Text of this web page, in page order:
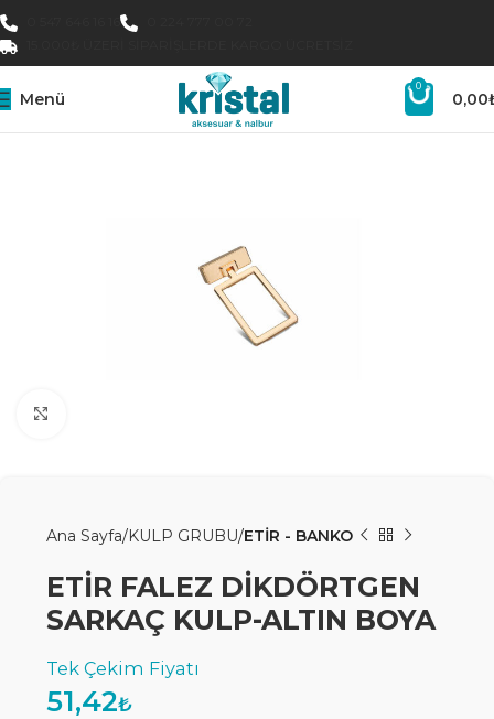
Menü
0
0,00
Ana Sayfa KULP GRUBU ETİR - BANKO
ETİR FALEZ DİKDÖRTGEN
SARKAÇ KULP-ALTIN BOYA
51,42₺